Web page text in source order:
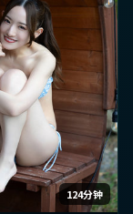
124分钟